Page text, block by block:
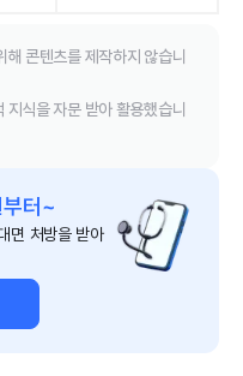
콘텐츠를 제작하지 않습니
식을 자문 받아 활용했습니
터~
면 처방을 받아